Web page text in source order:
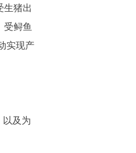
生猪出
受鲟鱼
实现产
及为